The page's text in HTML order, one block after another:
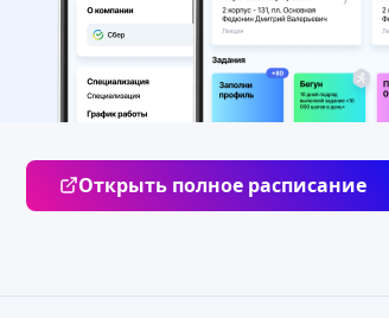
Открыть полное расписание